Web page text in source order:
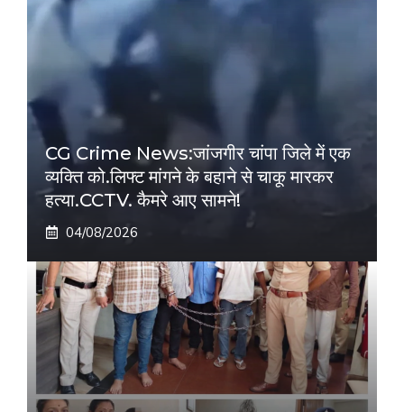
CG Crime News:जांजगीर चांपा जिले में एक
व्यक्ति को.लिफ्ट मांगने के बहाने से चाकू मारकर
हत्या.CCTV. कैमरे आए सामने!
04/08/2026